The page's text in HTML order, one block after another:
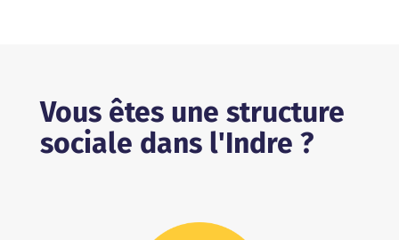
Vous êtes une structure
sociale dans l'Indre ?